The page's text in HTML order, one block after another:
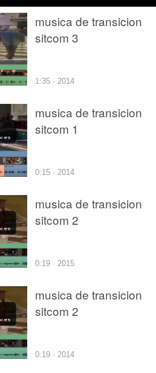
musica de transicion
sitcom 3
1:35 · 2014
musica de transicion
sitcom 1
0:15 · 2014
musica de transicion
sitcom 2
0:19 · 2015
musica de transicion
sitcom 2
0:19 · 2014